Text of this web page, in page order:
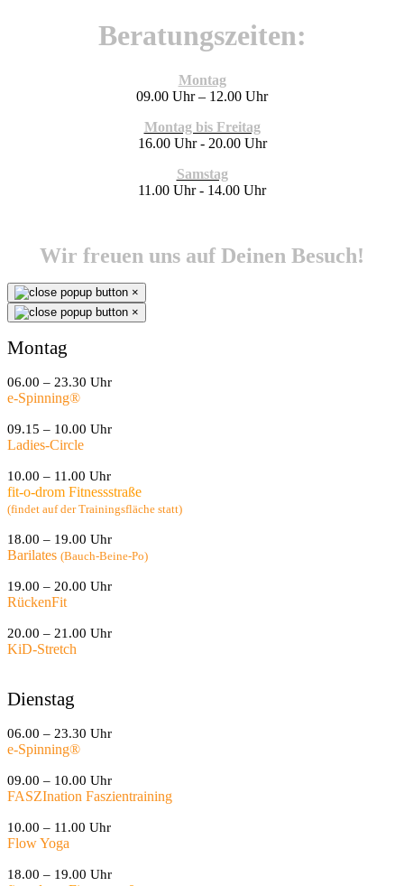
Beratungszeiten:
Montag
09.00 Uhr – 12.00 Uhr
Montag bis Freitag
16.00 Uhr - 20.00 Uhr
Samstag
11.00 Uhr - 14.00 Uhr
Wir freuen uns auf Deinen Besuch!
×
×
Montag
06.00 – 23.30 Uhr
e-Spinning®
09.15 – 10.00 Uhr
Ladies-Circle
10.00 – 11.00 Uhr
fit-o-drom Fitnessstraße
(findet auf der Trainingsfläche statt)
18.00 – 19.00 Uhr
Barilates (Bauch-Beine-Po)
19.00 – 20.00 Uhr
RückenFit
20.00 – 21.00 Uhr
KiD-Stretch
Dienstag
06.00 – 23.30 Uhr
e-Spinning®
09.00 – 10.00 Uhr
FASZInation Faszientraining
10.00 – 11.00 Uhr
Flow Yoga
18.00 – 19.00 Uhr